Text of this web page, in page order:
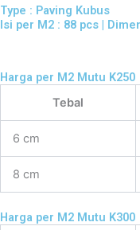
Type : Paving Kubus
Isi per M2 : 88 pcs |
Harga per M2 Mutu K250
Tebal
6 cm
8 cm
Harga per M2 Mutu K300